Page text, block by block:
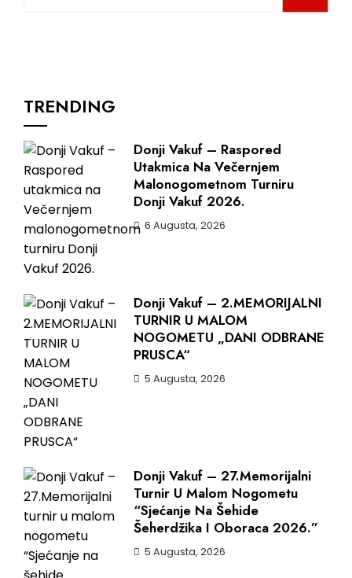
TRENDING
Donji Vakuf – Raspored
Utakmica Na Večernjem
Malonogometnom Turniru
Donji Vakuf 2026.
6 Augusta, 2026
Donji Vakuf – 2.MEMORIJALNI
TURNIR U MALOM
NOGOMETU „DANI ODBRANE
PRUSCA“
5 Augusta, 2026
Donji Vakuf – 27.Memorijalni
Turnir U Malom Nogometu
“Sjećanje Na Šehide
Šeherdžika I Oboraca 2026.”
5 Augusta, 2026